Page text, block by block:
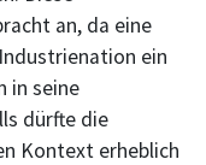
an, da eine
ein
in seine
dürfte die
Kontext erheblich